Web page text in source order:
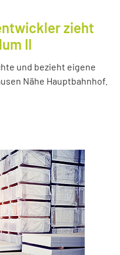
zieht
II
und bezieht eigene
Nähe Hauptbahnhof.